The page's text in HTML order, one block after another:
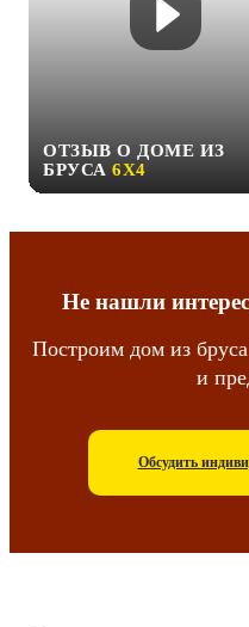
ОТЗЫВ О ДОМЕ ИЗ
БРУСА 6Х4
Не нашли
Построим дом из
и
Обсудить